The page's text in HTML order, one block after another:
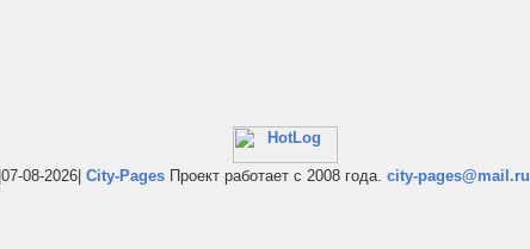
|07-08-2026| City-Pages Проект работает с 2008 года. city-pages@mail.ru